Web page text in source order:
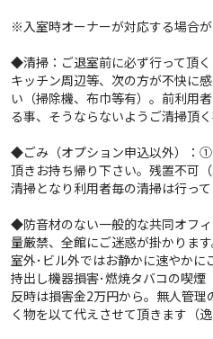
※入室時オーナーが対応する場合
◆清掃：ご退室前に必ず行って頂く
キッチン周辺等、次の方が不快に
い（掃除機、布巾等有）。前利用
る事、そうならないようご清掃頂
◆ごみ（オプション申込以外）：
頂きお持ち帰り下さい。残置不可
清掃となり利用者毎の清掃は行って
◆防音材のない一般的な共同オフ
量厳禁、全館にご迷惑が掛かりま
室外･ビル外ではお静かに速やかに
持出し機器損害･燃焼タバコの喫
反時は損害金2万円から。無人管
く物を以て代えさせて頂きます（